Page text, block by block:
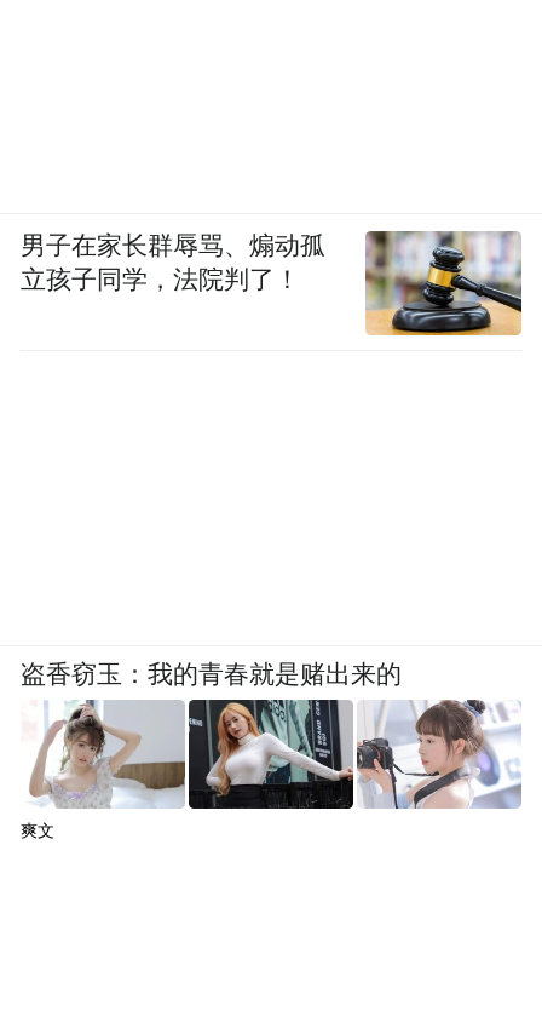
男子在家长群辱骂、煽动孤
立孩子同学，法院判了！
盗香窃玉：我的青春就是赌出来的
爽文